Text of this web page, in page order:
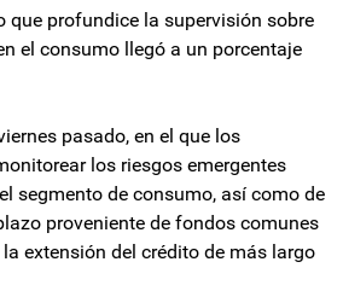
que profundice la supervisión sobre
el consumo llegó a un porcentaje
pasado, en el que los
los riesgos emergentes
segmento de consumo, así como de
proveniente de fondos comunes
extensión del crédito de más largo